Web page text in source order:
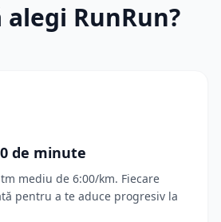
alegi RunRun?
de minute
mediu de 6:00/km. Fiecare
pentru a te aduce progresiv la